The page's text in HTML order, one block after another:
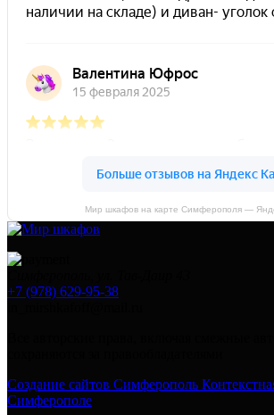
Мир шкафов на карте Симферополя —
+7 (978) 629-95-38
Создание сайтов Симферополь
Симферополе